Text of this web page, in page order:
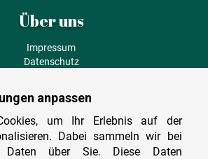
Über uns
Impressum
Datenschutz
Versand und Lieferung
Zahlungsarten
Herstellungsland
Widerruf
anpassen
um Ihr Erlebnis auf der
Dabei sammeln wir bei
Daten über Sie. Diese Daten